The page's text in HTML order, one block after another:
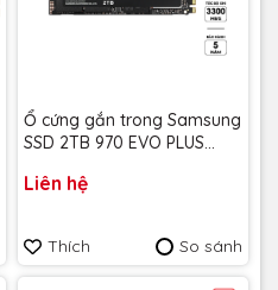
Ổ cứng gắn trong Samsung
SSD 2TB 970 EVO PLUS
Bảo Hành 5 năm
Liên hệ
Thích So sánh